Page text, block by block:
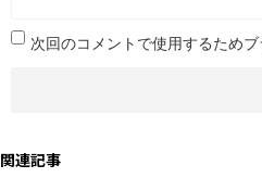
次回のコメントで使用するため
関連記事